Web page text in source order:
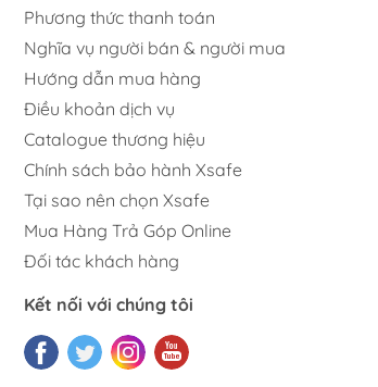
Phương thức thanh toán
Nghĩa vụ người bán & người mua
Hướng dẫn mua hàng
Điều khoản dịch vụ
Catalogue thương hiệu
Chính sách bảo hành Xsafe
Tại sao nên chọn Xsafe
Mua Hàng Trả Góp Online
Đối tác khách hàng
Kết nối với chúng tôi